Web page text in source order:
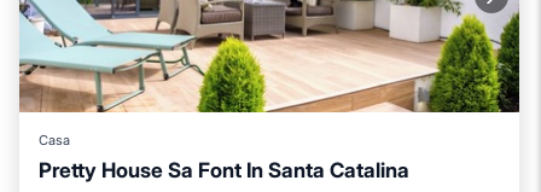
Casa
Pretty House Sa Font In Santa Catalina